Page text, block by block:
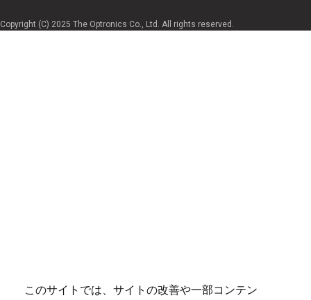
このサイトでは、サイトの改善や一部コンテン
Copyright (C) 2025 The Optronics Co., Ltd. All rights reserved.